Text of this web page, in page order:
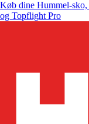
Køb dine Hummel-sko,
og Topflight Pro